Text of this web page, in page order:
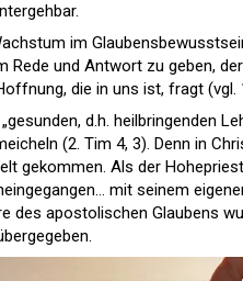
im
Rede und Antwort zu geben,
die in uns ist, fragt (vgl.
d.h. heilbringenden
(2. Tim 4, 3). Denn in
gekommen. Als der
mit seinem
des apostolischen Glaubens